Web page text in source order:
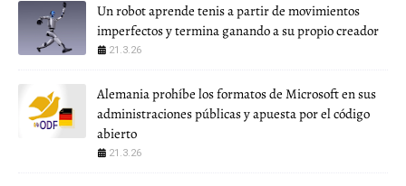
Un robot aprende tenis a partir de movimientos
imperfectos y termina ganando a su propio creador
21.3.26
Alemania prohíbe los formatos de Microsoft en sus
administraciones públicas y apuesta por el código
abierto
21.3.26